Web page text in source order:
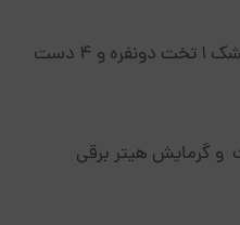
تعداد خواب و تعداد تخت و تشک ۱ تخت دونفره و ۴ دست
گرمایش هیتر برقی